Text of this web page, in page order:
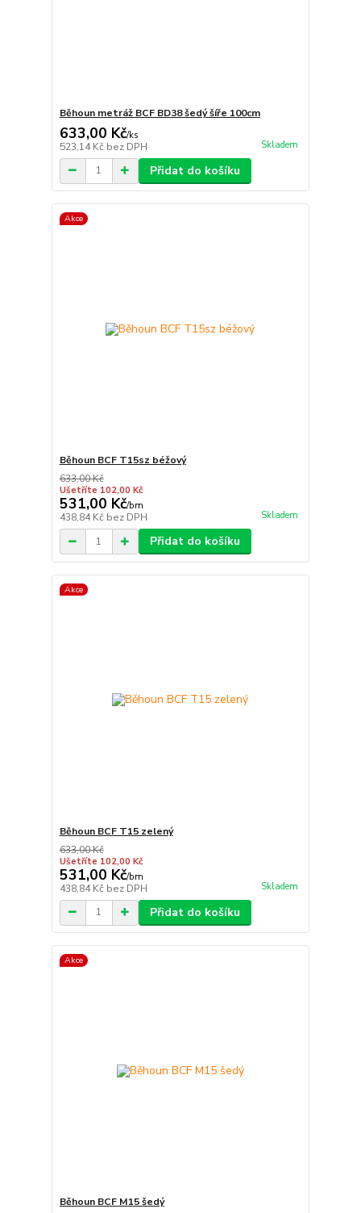
Běhoun metráž BCF BD38 šedý šíře 100cm
633,00 Kč/ks
523,14 Kč bez DPH Skladem
Přidat do košíku
Akce
Běhoun BCF T15sz béžový
633,00 Kč
Ušetříte 102,00 Kč
531,00 Kč/bm
438,84 Kč bez DPH Skladem
Přidat do košíku
Akce
Běhoun BCF T15 zelený
633,00 Kč
Ušetříte 102,00 Kč
531,00 Kč/bm
438,84 Kč bez DPH Skladem
Přidat do košíku
Akce
Běhoun BCF M15 šedý